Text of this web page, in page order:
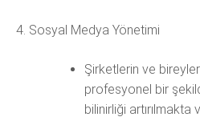
Sosyal Medya Yönetimi
Şirketlerin ve
profesyonel bir
bilinirliği